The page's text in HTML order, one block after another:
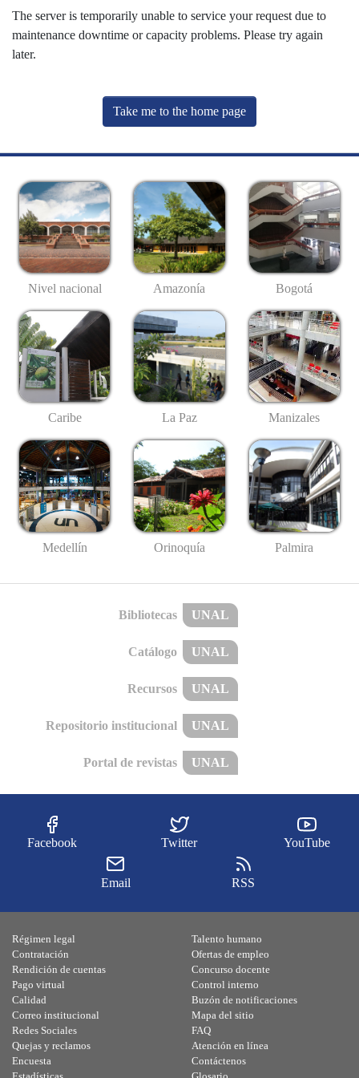
The server is temporarily unable to service your request due to
maintenance downtime or capacity problems. Please try again
later.
Take me to the home page
Nivel nacional Amazonía Bogotá
Caribe La Paz Manizales
Medellín Orinoquía Palmira
Bibliotecas UNAL
Catálogo UNAL
Recursos UNAL
Repositorio institucional UNAL
Portal de revistas UNAL
Facebook Twitter YouTube
Email RSS
Régimen legal
Contratación
Rendición de cuentas
Pago virtual
Calidad
Talento humano
Ofertas de empleo
Concurso docente
Control interno
Buzón de notificaciones
Correo institucional
Redes Sociales
Quejas y reclamos
Encuesta
Mapa del sitio
FAQ
Atención en línea
Contáctenos